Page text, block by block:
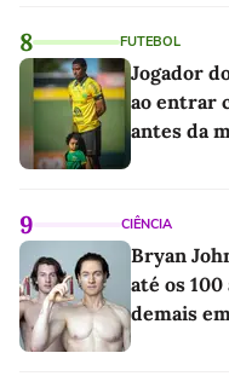
8 FUTEBOL
Jogador
ao entrar
antes da
9 CIÊNCIA
Bryan
até os
demais